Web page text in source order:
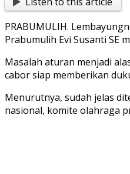
PRABUMULIH.
Prabumulih Evi Susanti SE
Masalah aturan menjadi
cabor siap memberikan
Menurutnya, sudah jelas
nasional, komite olahraga